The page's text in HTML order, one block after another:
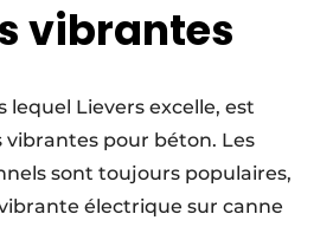
vibrantes
lequel Lievers excelle, est
vibrantes pour béton. Les
sont toujours populaires,
électrique sur canne